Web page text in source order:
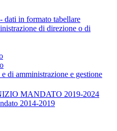
in formato tabellare
di direzione o di
di amministrazione e gestione
MANDATO 2019-2024
2014-2019